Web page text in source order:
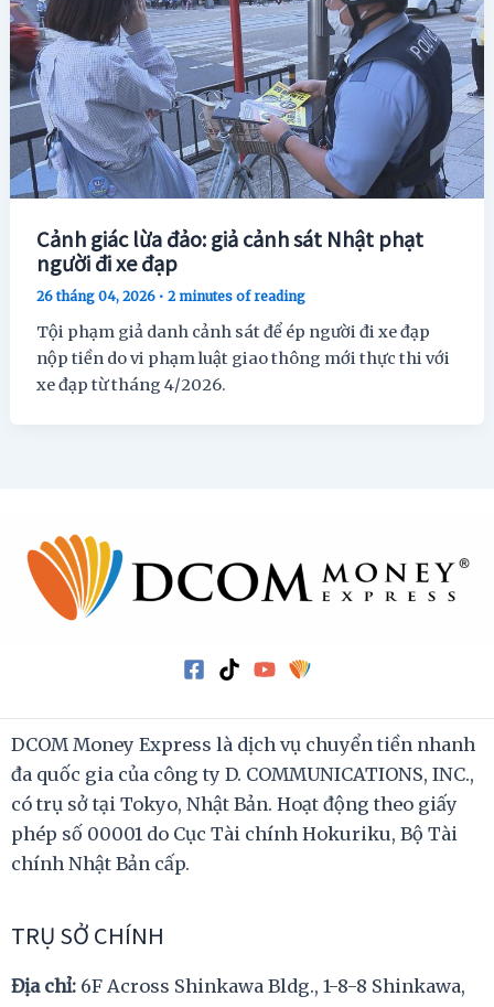
Cảnh giác lừa đảo: giả cảnh sát Nhật phạt
người đi xe đạp
26 tháng 04, 2026 •2 minutes of reading
Tội phạm giả danh cảnh sát để ép người đi xe đạp
nộp tiền do vi phạm luật giao thông mới thực thi với
xe đạp từ tháng 4/2026.
DCOM Money Express là dịch vụ chuyển tiền nhanh
đa quốc gia của công ty D. COMMUNICATIONS, INC.,
có trụ sở tại Tokyo, Nhật Bản. Hoạt động theo giấy
phép số 00001 do Cục Tài chính Hokuriku, Bộ Tài
chính Nhật Bản cấp.
TRỤ SỞ CHÍNH
Địa chỉ: 6F Across Shinkawa Bldg., 1-8-8 Shinkawa,